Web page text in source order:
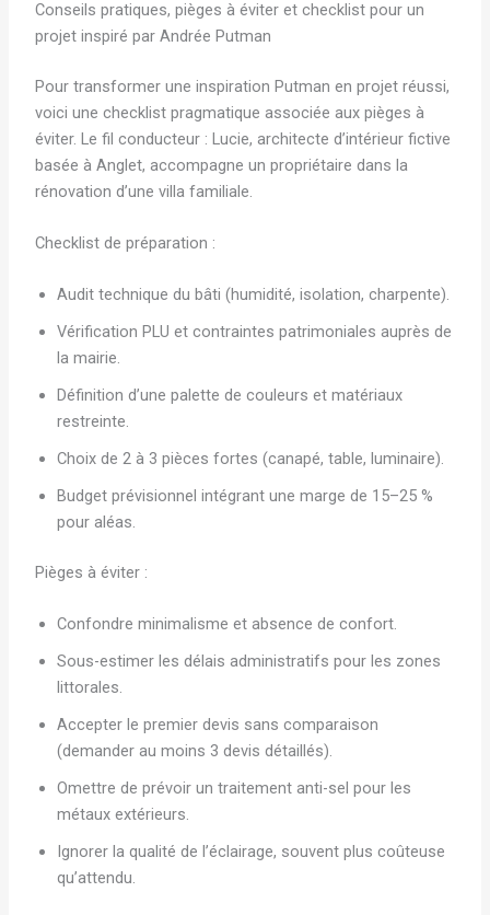
Conseils pratiques, pièges à éviter et checklist pour un
projet inspiré par Andrée Putman
Pour transformer une inspiration Putman en projet réussi,
voici une checklist pragmatique associée aux pièges à
éviter. Le fil conducteur : Lucie, architecte d’intérieur fictive
basée à Anglet, accompagne un propriétaire dans la
rénovation d’une villa familiale.
Checklist de préparation :
Audit technique du bâti (humidité, isolation, charpente).
Vérification PLU et contraintes patrimoniales auprès de
la mairie.
Définition d’une palette de couleurs et matériaux
restreinte.
Choix de 2 à 3 pièces fortes (canapé, table, luminaire).
Budget prévisionnel intégrant une marge de 15–25 %
pour aléas.
Pièges à éviter :
Confondre minimalisme et absence de confort.
Sous-estimer les délais administratifs pour les zones
littorales.
Accepter le premier devis sans comparaison
(demander au moins 3 devis détaillés).
Omettre de prévoir un traitement anti-sel pour les
métaux extérieurs.
Ignorer la qualité de l’éclairage, souvent plus coûteuse
qu’attendu.